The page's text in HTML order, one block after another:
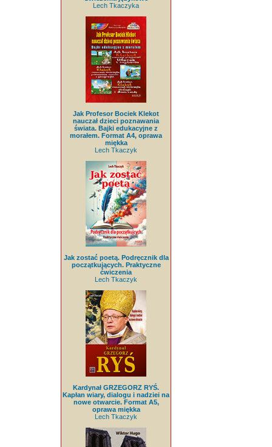
Lech Tkaczyka
Jak Profesor Bociek Klekot
nauczał dzieci poznawania
świata. Bajki edukacyjne z
morałem. Format A4, oprawa
miękka
Lech Tkaczyk
Jak zostać poetą. Podręcznik dla
początkujących. Praktyczne
ćwiczenia
Lech Tkaczyk
Kardynał GRZEGORZ RYŚ.
Kapłan wiary, dialogu i nadziei na
nowe otwarcie. Format A5,
oprawa miękka
Lech Tkaczyk